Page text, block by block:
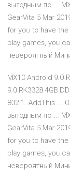
выгодным по ...
GearVita 5 Mar
for you to have
play games, you
невероятный
MX10 Android 9.0
9.0 RK3328 4GB
802.1. AddThis ...
выгодным по ...
GearVita 5 Mar
for you to have
play games, you
невероятный